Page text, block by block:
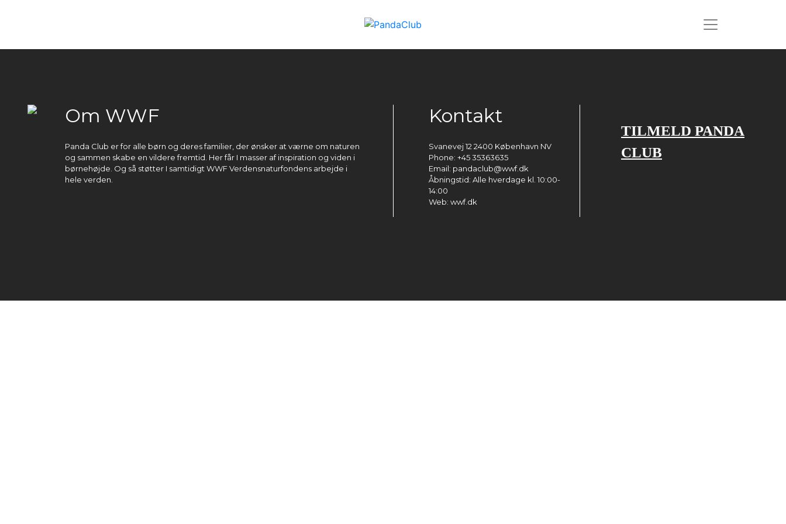
Om WWF
Panda Club er for alle børn og deres familier, der ønsker at værne om naturen
og sammen skabe en vildere fremtid. Her får I masser af inspiration og viden i
børnehøjde. Og så støtter I samtidigt WWF Verdensnaturfondens arbejde i
hele verden.
Kontakt
Svanevej 12 2400 København NV
Phone: +45 35363635
Email: pandaclub@wwf.dk
Åbningstid: Alle hverdage kl. 10:00-
14:00
Web: wwf.dk
TILMELD PANDA
CLUB